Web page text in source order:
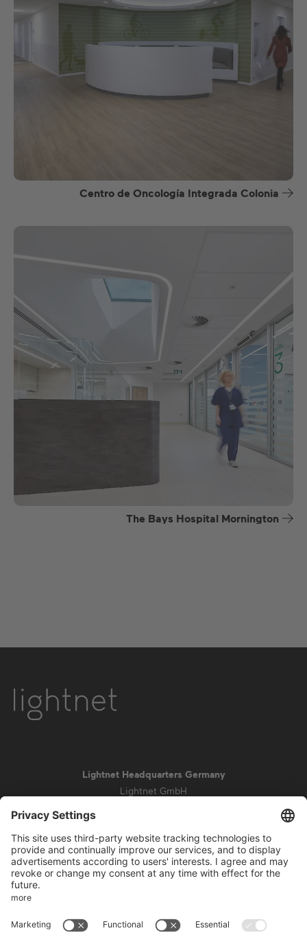
Centro de Oncología Integrada Colonia
The Bays Hospital Mornington
Lightnet Headquarters Germany
Lightnet GmbH
info@lightnet.de
Política de privacidad